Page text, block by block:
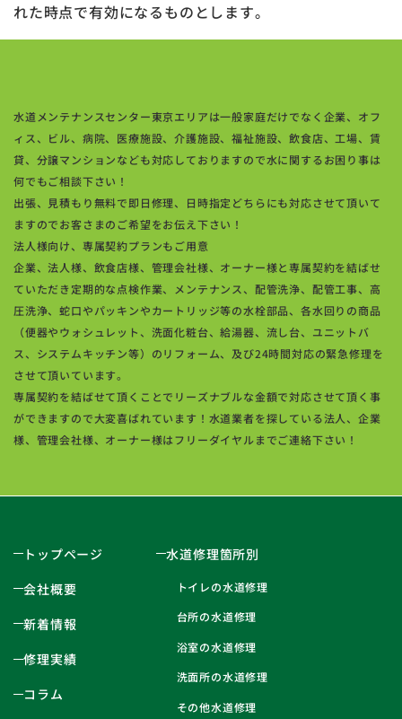
れた時点で有効になるものとします。
水道メンテナンスセンター東京エリアは一般家庭だけでなく企業、オフ
ィス、ビル、病院、医療施設、介護施設、福祉施設、飲食店、工場、賃
貸、分譲マンションなども対応しておりますので水に関するお困り事は
何でもご相談下さい！
出張、見積もり無料で即日修理、日時指定どちらにも対応させて頂いて
ますのでお客さまのご希望をお伝え下さい！
法人様向け、専属契約プランもご用意
企業、法人様、飲食店様、管理会社様、オーナー様と専属契約を結ばせ
ていただき定期的な点検作業、メンテナンス、配管洗浄、配管工事、高
圧洗浄、蛇口やパッキンやカートリッジ等の水栓部品、各水回りの商品
（便器やウォシュレット、洗面化粧台、給湯器、流し台、ユニットバ
ス、システムキッチン等）のリフォーム、及び24時間対応の緊急修理を
させて頂いています。
専属契約を結ばせて頂くことでリーズナブルな金額で対応させて頂く事
ができますので大変喜ばれています！水道業者を探している法人、企業
様、管理会社様、オーナー様はフリーダイヤルまでご連絡下さい！
トップページ
会社概要
新着情報
修理実績
コラム
水道修理箇所別
トイレの水道修理
台所の水道修理
浴室の水道修理
洗面所の水道修理
その他水道修理